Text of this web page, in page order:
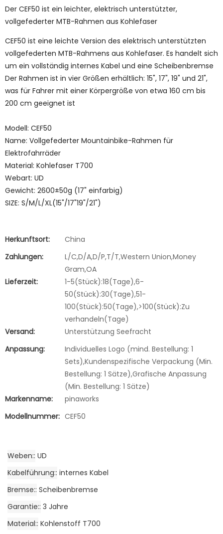
Der CEF50 ist ein leichter, elektrisch unterstützter,
vollgefederter MTB-Rahmen aus Kohlefaser
CEF50 ist eine leichte Version des elektrisch unterstützten
vollgefederten MTB-Rahmens aus Kohlefaser. Es handelt sich
um ein vollständig internes Kabel und eine Scheibenbremse
Der Rahmen ist in vier Größen erhältlich: 15", 17", 19" und 21",
was für Fahrer mit einer Körpergröße von etwa 160 cm bis
200 cm geeignet ist
Modell: CEF50
Name: Vollgefederter Mountainbike-Rahmen für
Elektrofahrräder
Material: Kohlefaser T700
Webart: UD
Gewicht: 2600±50g (17" einfarbig)
SIZE: S/M/L/XL(15"/17"19"/21")
Herkunftsort:
China
Zahlungen:
L/C,D/A,D/P,T/T,Western Union,Money
Gram,OA
Lieferzeit:
1-5(Stück):18(Tage),6-
50(Stück):30(Tage),51-
100(Stück):50(Tage),>100(Stück):Zu
verhandeln(Tage)
Versand:
Unterstützung Seefracht
Anpassung:
Individuelles Logo (mind. Bestellung: 1
Sets),Kundenspezifische Verpackung (Min.
Bestellung: 1 Sätze),Grafische Anpassung
(Min. Bestellung: 1 Sätze)
Markenname:
pinaworks
Modellnummer: CEF50
Weben: UD
Kabelführung: internes Kabel
Bremse: Scheibenbremse
Garantie: 3 Jahre
Material: Kohlenstoff T700